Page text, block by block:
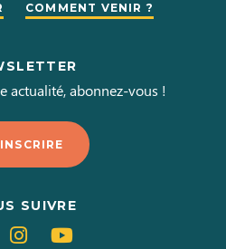
COMMENT VENIR ?
actualité, abonnez-vous !
SUIVRE
Suivez-Suivez-Suivez-